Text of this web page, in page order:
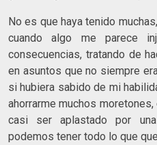
No es que haya tenido
cuando algo me parece
consecuencias, tratando de
en asuntos que no siempre
si hubiera sabido de mi
ahorrarme muchos
casi ser aplastado por
podemos tener todo lo que